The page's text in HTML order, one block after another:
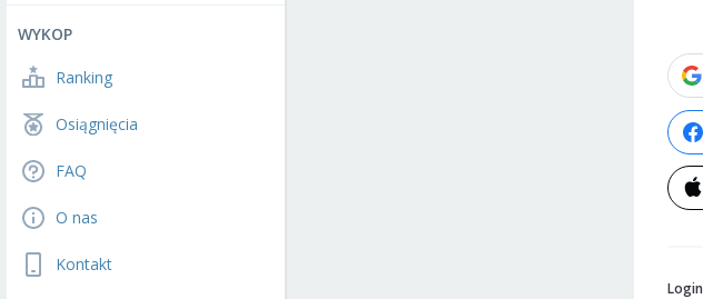
WYKOP
Ranking
Osiągnięcia
FAQ
O nas
Kontakt
Login